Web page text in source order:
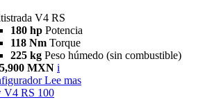
V4 RS
180 hp Potencia
118 Nm Torque
225 kg Peso húmedo (sin combustible)
MXN i
Lee mas
V4 RS 100